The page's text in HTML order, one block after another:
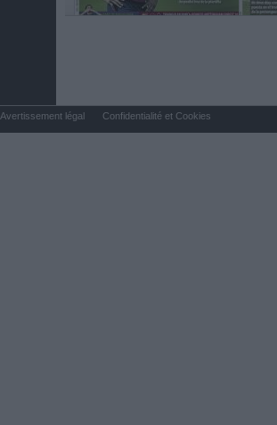
Avertissement légal Confidentialité et Cookies